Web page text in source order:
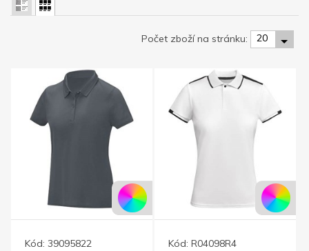
Počet zboží na stránku: 20
Kód: 39095822
Kód: R04098R4